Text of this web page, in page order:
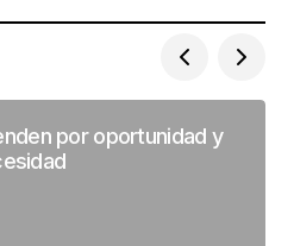
por oportunidad y